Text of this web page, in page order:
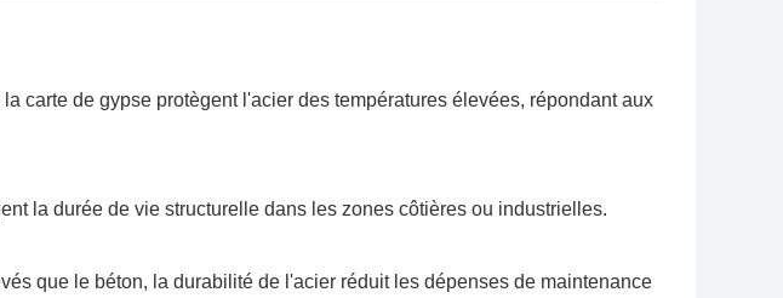
carte de gypse protègent l'acier des températures élevées, répondant aux
la durée de vie structurelle dans les zones côtières ou industrielles.
que le béton, la durabilité de l'acier réduit les dépenses de maintenance